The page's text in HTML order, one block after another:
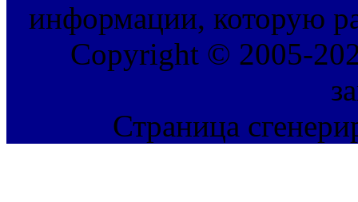
информации, которую
Copyright © 2005-
Страница